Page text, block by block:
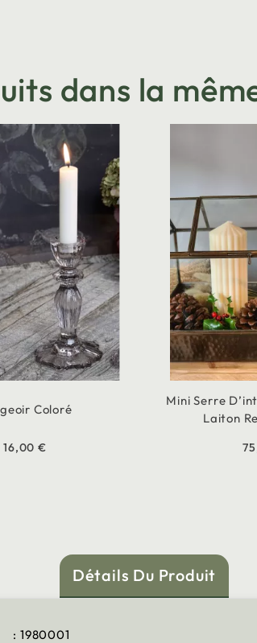
dans la
Coloré
16,00 €
Mini Serre
Laiton
Détails Du Produit
: 1980001